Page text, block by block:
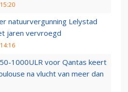
natuurvergunning Lelystad
jaren vervroegd
1000ULR voor Qantas keert
na vlucht van meer dan